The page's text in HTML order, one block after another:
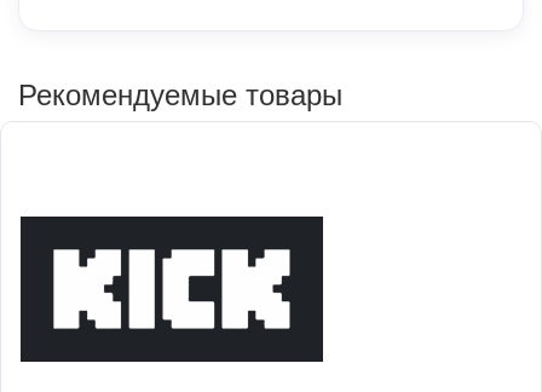
Рекомендуемые товары